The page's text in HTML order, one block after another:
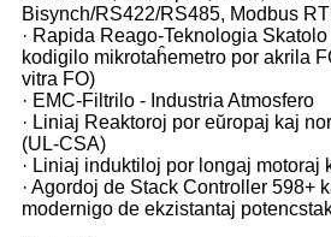
Bisynch/RS422/RS485, Modbus
· Rapida Reago-Teknologia
kodigilo mikrotaĥemetro por akrila
vitra FO)
· EMC-Filtrilo - Industria Atmosfero
· Liniaj Reaktoroj por eŭropaj kaj
(UL-CSA)
· Liniaj induktiloj por longaj motoraj
· Agordoj de Stack Controller 598+
modernigo de ekzistantaj